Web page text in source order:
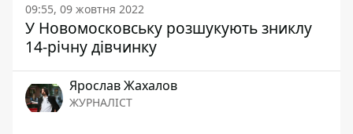
09:55, 09 жовтня 2022
У Новомосковську розшукують зниклу
14-річну дівчинку
Ярослав Жахалов
ЖУРНАЛІСТ